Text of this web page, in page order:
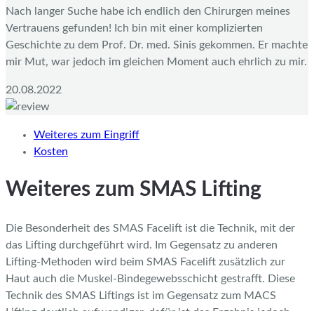
Nach langer Suche habe ich endlich den Chirurgen meines
Vertrauens gefunden! Ich bin mit einer komplizierten
Geschichte zu dem Prof. Dr. med. Sinis gekommen. Er machte
mir Mut, war jedoch im gleichen Moment auch ehrlich zu mir.
20.08.2022
Weiteres zum Eingriff
Kosten
Weiteres zum SMAS Lifting
Die Besonderheit des SMAS Facelift ist die Technik, mit der
das Lifting durchgeführt wird. Im Gegensatz zu anderen
Lifting-Methoden wird beim SMAS Facelift zusätzlich zur
Haut auch die Muskel-Bindegewebsschicht gestrafft. Diese
Technik des SMAS Liftings ist im Gegensatz zum MACS